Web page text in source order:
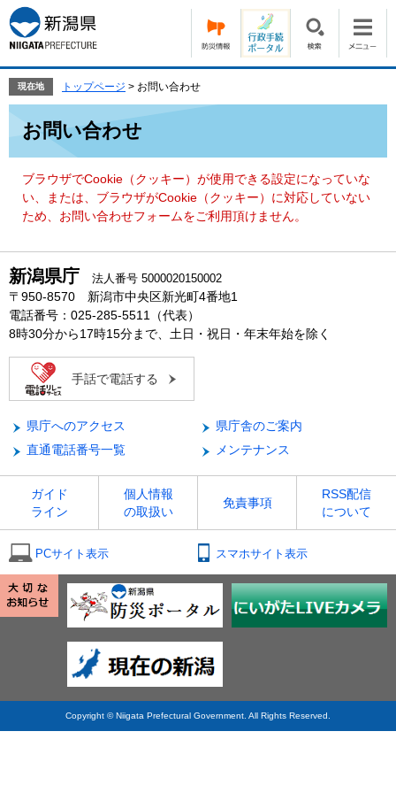
ー
ジ
の
頭
す。
ニ
ュ
ー
飛
て
現在地 トップページ > お問い合わせ
お問い合わせ
ブラウザでCookie（クッキー）が使用できる設定になっていな
い、または、ブラウザがCookie（クッキー）に対応していない
ため、お問い合わせフォームをご利用頂けません。
新潟県庁 法人番号 5000020150002
〒950-8570 新潟市中央区新光町4番地1
電話番号：025-285-5511（代表）
8時30分から17時15分まで、土日・祝日・年末年始を除く
手話で電話する
県庁へのアクセス
県庁舎のご案内
直通電話番号一覧
メンテナンス
ガイド
ライン
個人情報
の取扱い
免責事項
RSS配信
について
PCサイト表示 スマホサイト表示
Copyright © Niigata Prefectural Government. All Rights Reserved.